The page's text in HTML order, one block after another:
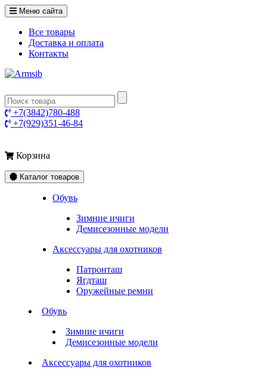
Меню сайта
Все товары
Доставка и оплата
Контакты
+7(3842)780-488
+7(929)351-46-84
Корзина
Каталог товаров
Обувь
Зимние ичиги
Демисезонные модели
Аксессуары для охотников
Патронташ
Ягдташ
Оружейные ремни
Обувь
Зимние ичиги
Демисезонные модели
Аксессуары для охотников